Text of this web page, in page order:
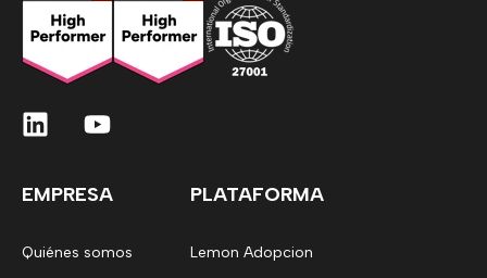
EMPRESA
Quiénes somos
PLATAFORMA
Lemon Adopcion